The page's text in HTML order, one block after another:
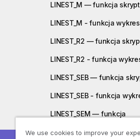
LINEST_M — funkcja
LINEST_M - funkcja
LINEST_R2 — funkcja
LINEST_R2 - funkcja
LINEST_SEB — funkcja
LINEST_SEB - funkcja
LINEST_SEM — funkcja
We use cookies to improve your